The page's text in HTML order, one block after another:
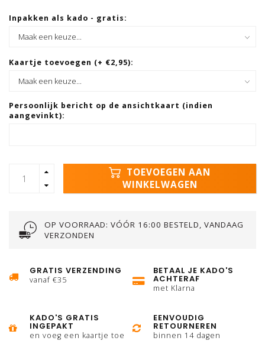
Inpakken als kado - gratis:
Kaartje toevoegen (+ €2,95):
Persoonlijk bericht op de ansichtkaart (indien
aangevinkt):
TOEVOEGEN AAN
WINKELWAGEN
OP VOORRAAD: VÓÓR 16:00 BESTELD, VANDAAG
VERZONDEN
GRATIS VERZENDING
vanaf €35
BETAAL JE KADO'S
ACHTERAF
met Klarna
KADO'S GRATIS
INGEPAKT
en voeg een kaartje toe
EENVOUDIG
RETOURNEREN
binnen 14 dagen